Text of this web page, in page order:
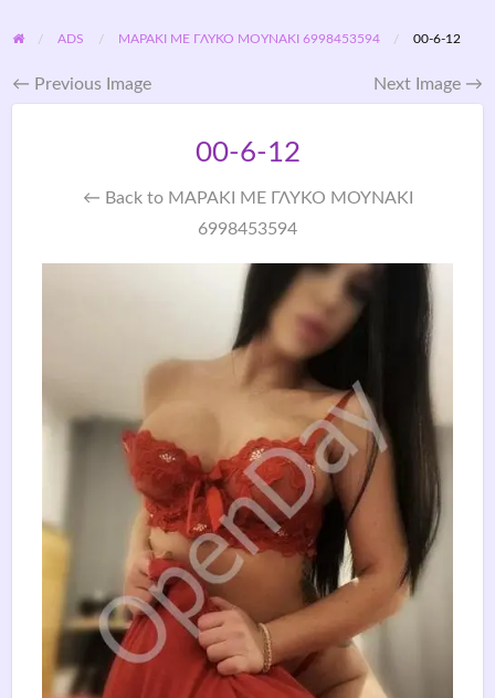
ADS ΜΑΡΆΚΙ ΜΕ ΓΛΥΚΟ ΜΟΥΝΑΚΙ 6998453594 00-6-12
← Previous Image Next Image →
00-6-12
← Back to ΜΑΡΆΚΙ ΜΕ ΓΛΥΚΟ ΜΟΥΝΑΚΙ
6998453594